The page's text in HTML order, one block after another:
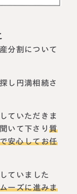
分割について
し円満相続さ
ていただきま
いて下さり質
安心してお任
ていました
ーズに進みま